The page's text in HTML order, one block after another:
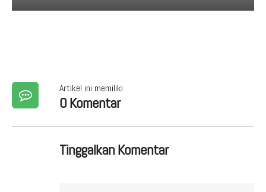
Artikel ini memiliki
0 Komentar
Tinggalkan Komentar